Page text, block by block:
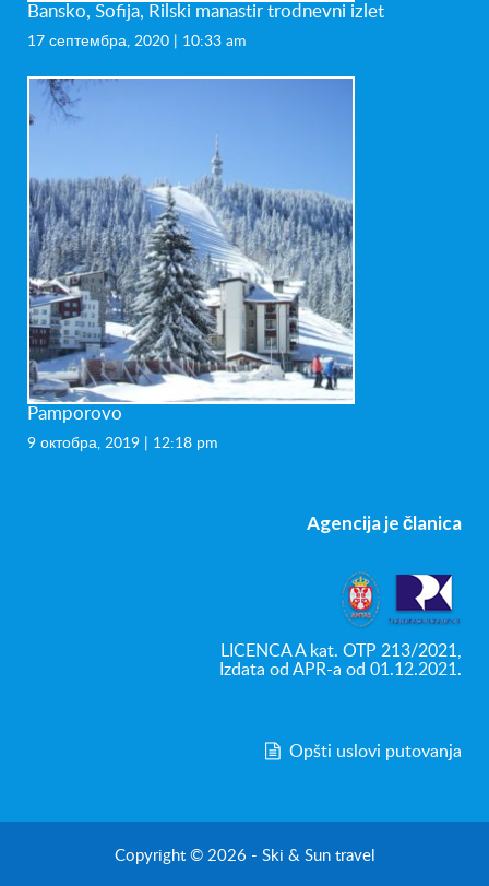
Bansko, Sofija, Rilski manastir trodnevni izlet
17 септембра, 2020 | 10:33 am
Pamporovo
9 октобра, 2019 | 12:18 pm
Agencija je članica
LICENCA A kat. OTP 213/2021,
Izdata od APR-a od 01.12.2021.
Opšti uslovi putovanja
Copyright © 2026 - Ski & Sun travel